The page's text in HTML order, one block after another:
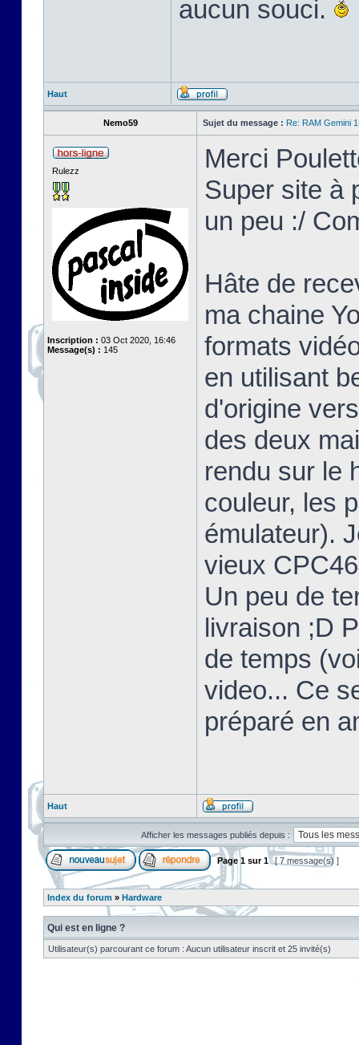
aucun souci.
Haut
Nemo59 Sujet du message : Re: RAM Gemini
Rulezz
Inscription : 03 Oct 2020, 16:46
Message(s) : 145
Merci
Super site à
un peu :/
Hâte de
ma chaine
formats
en utilisant
d'origine
des deux
rendu sur le
couleur, les
émulateur).
vieux
Un peu de
livraison ;D
de temps
video... Ce
préparé en
Haut
Afficher les messages publiés depuis :
Page 1 sur1 [ 7 message(s) ]
Index du forum » Hardware
Qui est en ligne ?
Utilisateur(s) parcourant ce forum : Aucun utilisateur inscrit et 25 invité(s)